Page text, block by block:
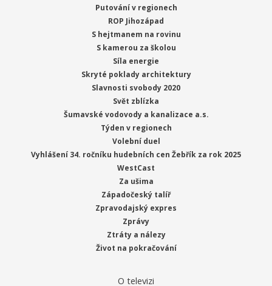
Putování v regionech
ROP Jihozápad
S hejtmanem na rovinu
S kamerou za školou
Síla energie
Skryté poklady architektury
Slavnosti svobody 2020
Svět zblízka
Šumavské vodovody a kanalizace a.s.
Týden v regionech
Volební duel
Vyhlášení 34. ročníku hudebních cen Žebřík za rok 2025
WestCast
Za ušima
Západočeský talíř
Zpravodajský expres
Zprávy
Ztráty a nálezy
Život na pokračování
O televizi